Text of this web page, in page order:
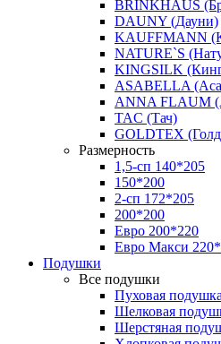
BRINKHAUS
DAUNY (Дауни)
KAUFFMANN
NATURE`S
KINGSILK
ASABELLA
ANNA FLAUM
TAC (Тач)
GOLDTEX
Размерность
1,5-сп 140*205
150*200
2-сп 172*205
200*200
Евро 200*220
Евро Макси
Подушки
Все подушки
Пуховая подушка
Шелковая
Шерстяная